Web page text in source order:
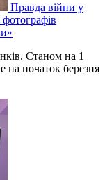
Правда війни у
Станом на 1
на початок березня